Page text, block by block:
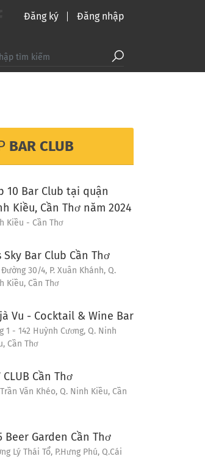
Đăng ký Đăng nhập
BAR CLUB
10 Bar Club tại quận
Kiều, Cần Thơ năm 2024
Kiều - Cần Thơ
Sky Bar Club Cần Thơ
Đường 30/4, P. Xuân Khánh, Q.
Kiều, Cần Thơ
Vu - Cocktail & Wine Bar
1 - 142 Huỳnh Cương, Q. Ninh
Cần Thơ
CLUB Cần Thơ
Văn Khéo, Q. Ninh Kiều, Cần
Beer Garden Cần Thơ
Lý Thái Tổ, P.Hưng Phú, Q.Cái